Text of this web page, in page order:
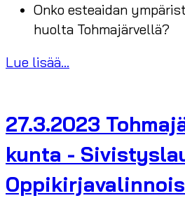
Onko esteaidan
huolta Tohmajärvellä?
Lue lisää...
27.3.2023
kunta -